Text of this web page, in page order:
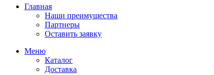
Главная
Наши преимущества
Партнеры
Оставить заявку
Меню
Каталог
Доставка